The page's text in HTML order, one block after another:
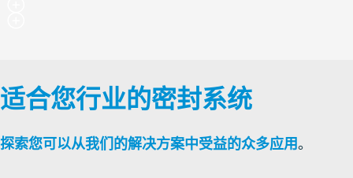
适合您行业的密封系统
探索您可以从我们的解决方案中受益的众多应用。